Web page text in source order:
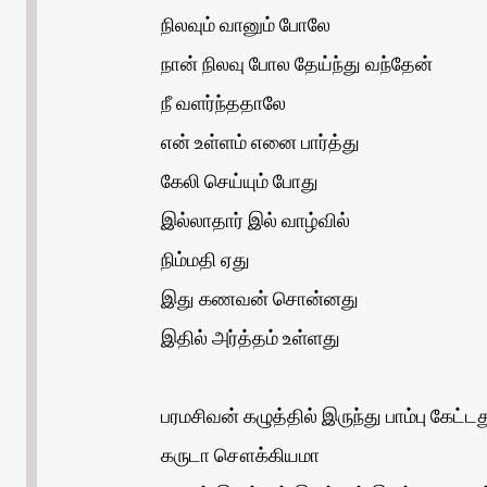
நிலவும் வானும் போலே
நான் நிலவு போல தேய்ந்து வந்தேன்
நீ வளர்ந்ததாலே
என் உள்ளம் எனை பார்த்து
கேலி செய்யும் போது
இல்லாதார் இல் வாழ்வில்
நிம்மதி ஏது
இது கணவன் சொன்னது
இதில் அர்த்தம் உள்ளது
பரமசிவன் கழுத்தில் இருந்து பாம்பு
கருடா சௌக்கியமா